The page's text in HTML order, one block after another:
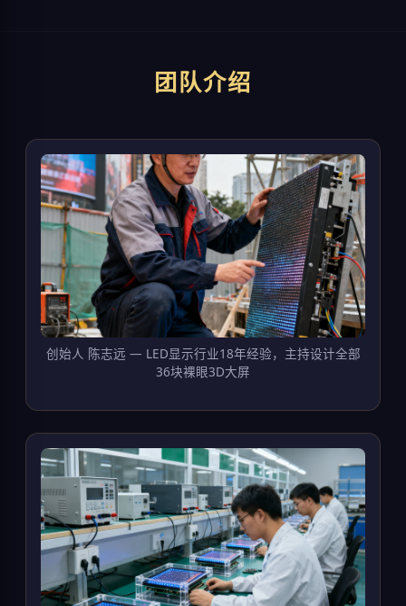
团队介绍
创始人 陈志远 — LED显示行业18年经验，主持设计全部
36块裸眼3D大屏